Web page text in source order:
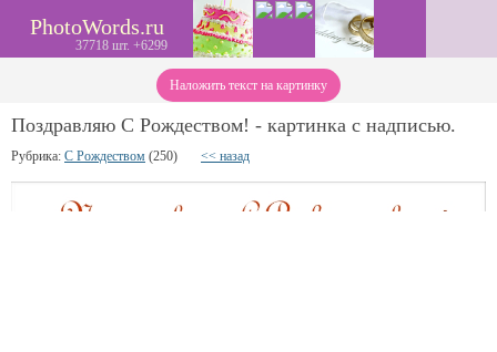
PhotoWords.ru
37718 шт. +6299
Наложить текст на картинку
Поздравляю С Рождеством! - картинка с надписью.
Рубрика: С Рождеством (250) << назад